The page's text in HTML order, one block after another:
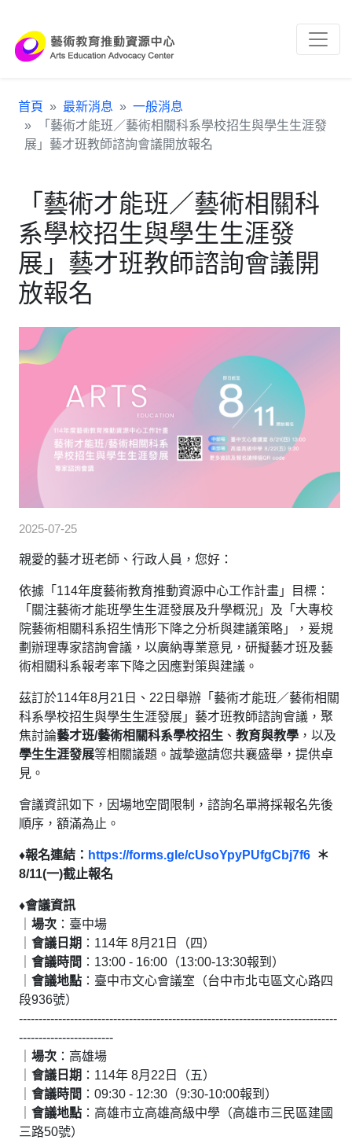
首頁 最新消息
一般消息
「藝術才能班／藝術相關科系學校招生與學生生涯發
展」藝才班教師諮詢會議開放報名
「藝術才能班／藝術相關科
系學校招生與學生生涯發
展」藝才班教師諮詢會議開
放報名
2025-07-25
親愛的藝才班老師、行政人員，您好：
依據「114年度藝術教育推動資源中心工作計畫」目標：
「關注藝術才能班學生生涯發展及升學概況」及「大專校
院藝術相關科系招生情形下降之分析與建議策略」，爰規
劃辦理專家諮詢會議，以廣納專業意見，研擬藝才班及藝
術相關科系報考率下降之因應對策與建議。
茲訂於114年8月21日、22日舉辦「藝術才能班／藝術相關
科系學校招生與學生生涯發展」藝才班教師諮詢會議，聚
焦討論藝才班/藝術相關科系學校招生 、 教育與教學 ，以及
學生生涯發展等相關議題。誠摯邀請您共襄盛舉，提供卓
見。
會議資訊如下， 因場地空間限制，諮詢名單將採報名先後
順序，額滿為止 。
♦報名連結： https://forms.gle/cUsoYpyPUfgCbj7f6 ＊
8/11(一)截止報名
♦會議資訊
場次 ：臺中場
會議日期 ：114年 8月21日（四）
會議時間 ：13:00 - 16:00（13:00-13:30報到）
會議地點 ：臺中市文心會議室（台中市北屯區文心路四
段936號）
---------------------------------------------------------------------------------
------------------------
場次 ：高雄場
會議日期 ：114年 8月22日（五）
會議時間 ：09:30 - 12:30（9:30-10:00報到）
會議地點 ：高雄市立高雄高級中學（高雄市三民區建國
三路50號）